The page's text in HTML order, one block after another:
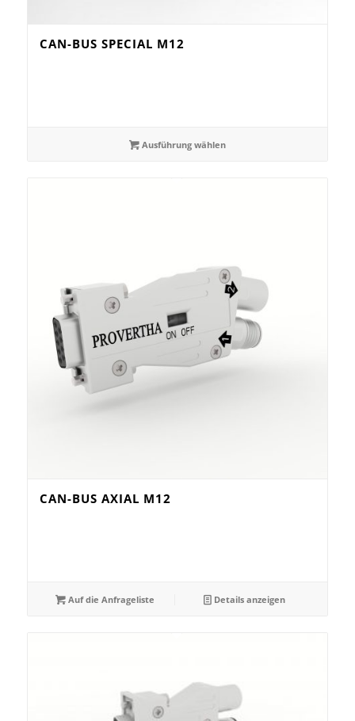
CAN-BUS SPECIAL M12
Ausführung wählen
CAN-BUS AXIAL M12
Auf die Anfrageliste Details anzeigen